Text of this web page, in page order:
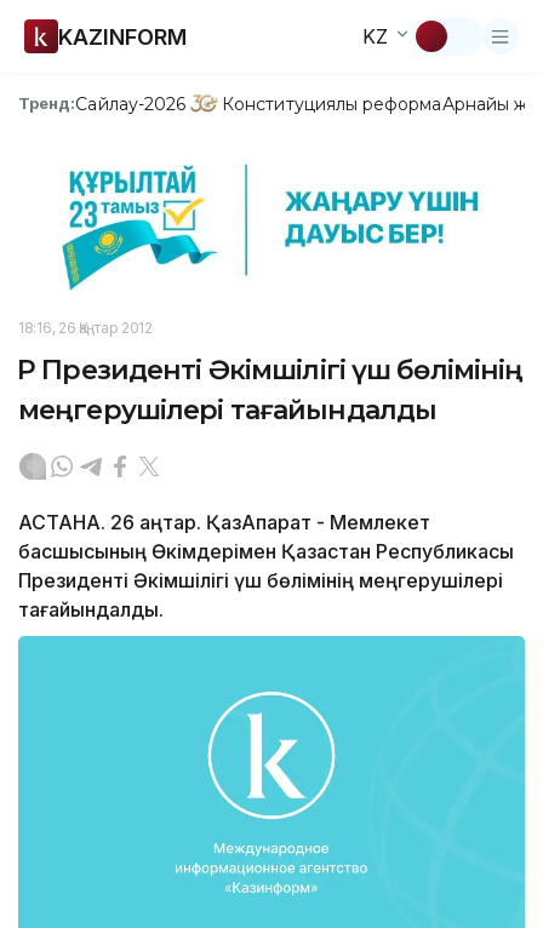
KAZINFORM KZ
Тренд:Сайлау-2026 Конституциялық реформаАрнайы
18:16, 26 Қаңтар 2012
ҚР Президенті Әкімшілігі үш бөлімінің
меңгерушілері тағайындалды
АСТАНА. 26 қаңтар. ҚазАқпарат - Мемлекет
басшысының Өкімдерімен Қазақстан Республикасы
Президенті Әкімшілігі үш бөлімінің меңгерушілері
тағайындалды.